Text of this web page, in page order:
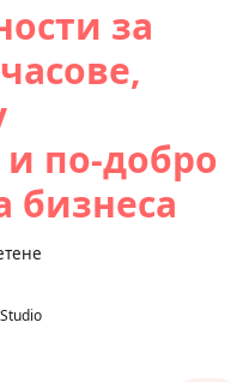
за
по-добро
бизнеса